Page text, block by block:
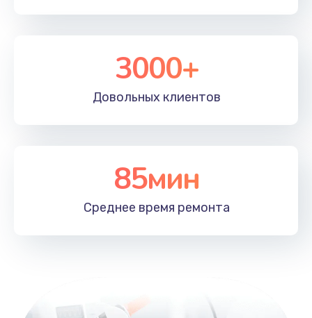
3000+
Довольных клиентов
85мин
Среднее время ремонта